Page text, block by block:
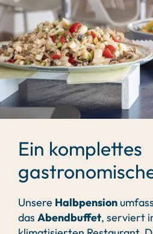
Ein komplettes
Unsere Halbpension
das Abendbuffet, serviert